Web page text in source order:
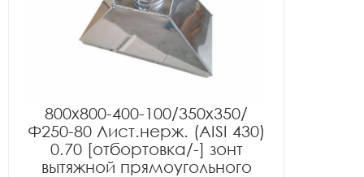
800x800-400-100/350x350/
Ф250-80 Лист.нерж. (AISI 430)
0.70 [отбортовка/-] зонт
вытяжной прямоугольного